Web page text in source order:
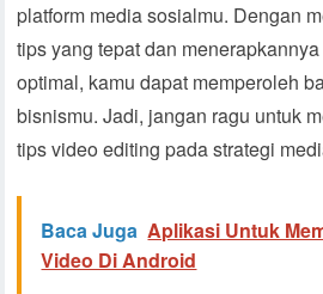
platform media sosialmu. Dengan
tips yang tepat dan
optimal, kamu dapat memperoleh
bisnismu. Jadi, jangan ragu untuk
tips video editing pada strategi
Baca Juga Aplikasi Untuk
Video Di Android